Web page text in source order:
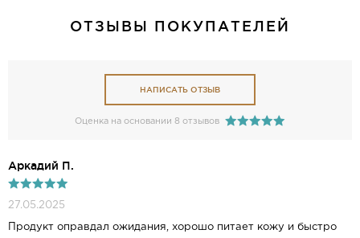
ОТЗЫВЫ ПОКУПАТЕЛЕЙ
НАПИСАТЬ ОТЗЫВ
Оценка на основании 8 отзывов
Аркадий П.
27.05.2025
Продукт оправдал ожидания, хорошо питает кожу и быстро